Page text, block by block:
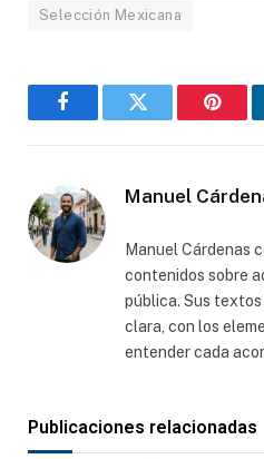
Selección Mexicana
FacebookGorjeo
Manuel
Manuel Cárdenas
contenidos sobre
pública. Sus
clara, con los
entender cada
Publicaciones relacionadas